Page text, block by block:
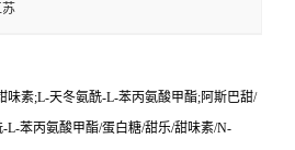
味素;L-天冬氨酰-L-苯丙氨酸甲酯;阿斯巴甜/
L-苯丙氨酸甲酯/蛋白糖/甜乐/甜味素/N-